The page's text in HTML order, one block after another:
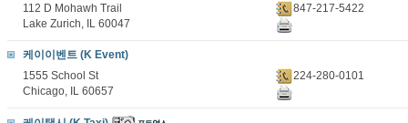
112 D Mohawh Trail
Lake Zurich, IL 60047
847-217-5422
케이이벤트 (K Event)
1555 School St
Chicago, IL 60657
224-280-0101